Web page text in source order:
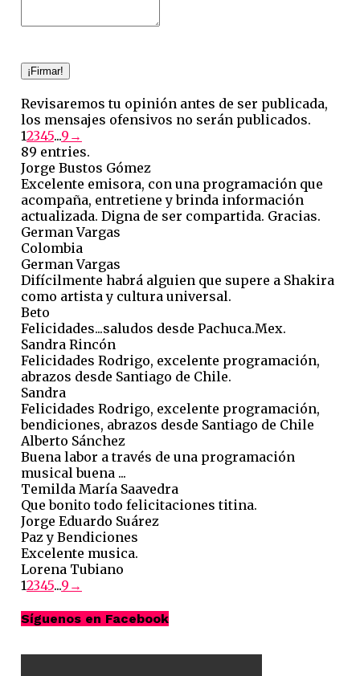
Revisaremos tu opinión antes de ser publicada,
los mensajes ofensivos no serán publicados.
Guestbook
list
navigation
12345...9 →
89 entries.
Jorge Bustos Gómez
Excelente emisora, con una programación que
acompaña, entretiene y brinda información
actualizada. Digna de ser compartida. Gracias.
German Vargas
Colombia
German Vargas
Difícilmente habrá alguien que supere a Shakira
como artista y cultura universal.
Beto
Felicidades...saludos desde Pachuca.Mex.
Sandra Rincón
Felicidades Rodrigo, excelente programación,
abrazos desde Santiago de Chile.
Sandra
Felicidades Rodrigo, excelente programación,
bendiciones, abrazos desde Santiago de Chile
Alberto Sánchez
Buena labor a través de una programación
musical buena ...
Temilda María Saavedra
Que bonito todo felicitaciones titina.
Jorge Eduardo Suárez
Paz y Bendiciones
Excelente musica.
Lorena Tubiano
Guestbook
navigation
12345...9 →
Síguenos en Facebook